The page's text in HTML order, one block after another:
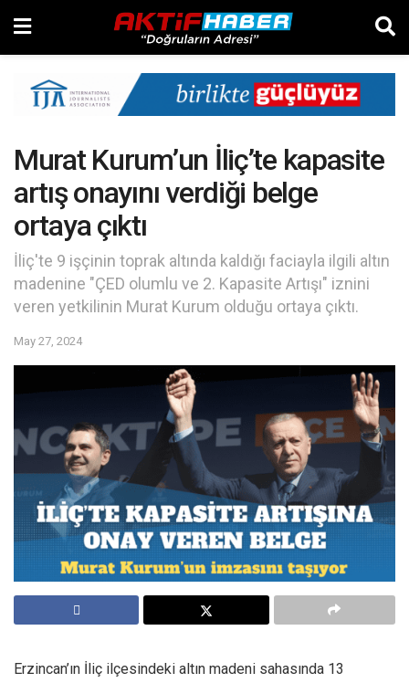
Murat Kurum’un İliç’te kapasite
artış onayını verdiği belge
ortaya çıktı
İliç'te 9 işçinin toprak altında kaldığı faciayla ilgili altın
madenine "ÇED olumlu ve 2. Kapasite Artışı" iznini
veren yetkilinin Murat Kurum olduğu ortaya çıktı.
May 27, 2024
Erzincan’ın İliç ilçesindeki altın madeni sahasında 13